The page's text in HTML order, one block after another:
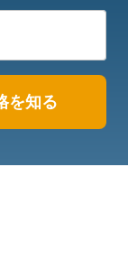
を知る